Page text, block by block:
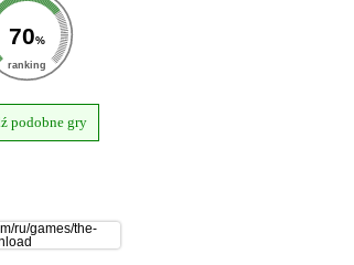
70%
ranking
podobne gry